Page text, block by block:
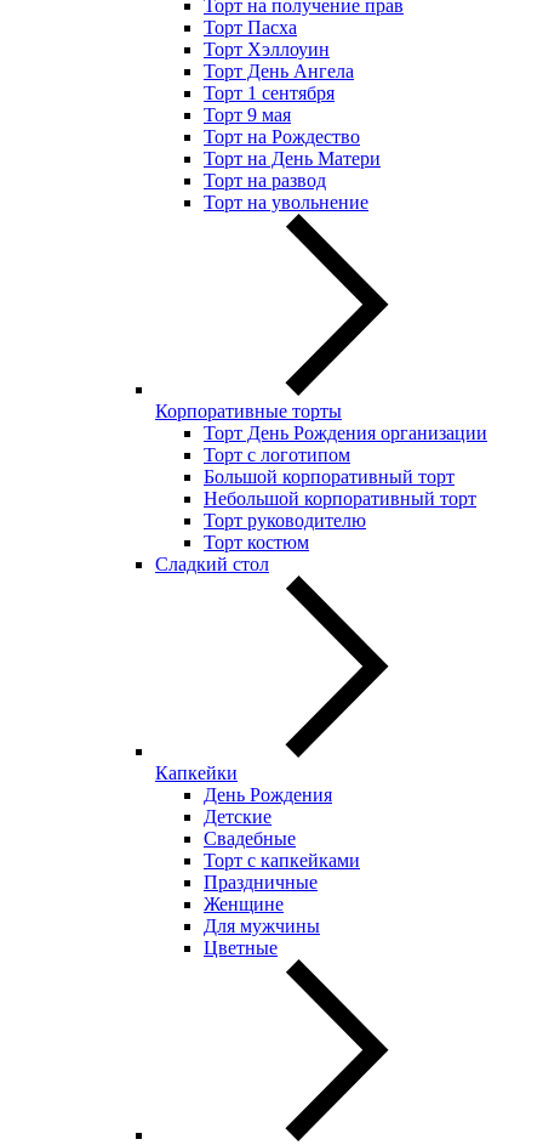
Торт на получение прав
Торт Пасха
Торт Хэллоуин
Торт День Ангела
Торт 1 сентября
Торт 9 мая
Торт на Рождество
Торт на День Матери
Торт на развод
Торт на увольнение
Корпоративные торты
Торт День Рождения организации
Торт с логотипом
Большой корпоративный торт
Небольшой корпоративный торт
Торт руководителю
Торт костюм
Сладкий стол
Капкейки
День Рождения
Детские
Свадебные
Торт с капкейками
Праздничные
Женщине
Для мужчины
Цветные